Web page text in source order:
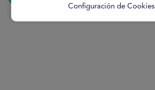
Configuración de Cookies